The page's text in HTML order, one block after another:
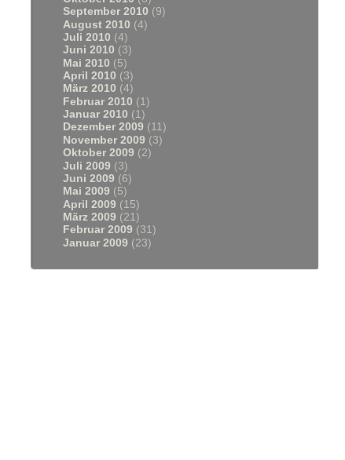
September 2010 (9)
August 2010 (4)
Juli 2010 (4)
Juni 2010 (3)
Mai 2010 (5)
April 2010 (3)
März 2010 (4)
Februar 2010 (1)
Januar 2010 (1)
Dezember 2009 (11)
November 2009 (3)
Oktober 2009 (2)
Juli 2009 (3)
Juni 2009 (6)
Mai 2009 (5)
April 2009 (15)
März 2009 (21)
Februar 2009 (31)
Januar 2009 (23)